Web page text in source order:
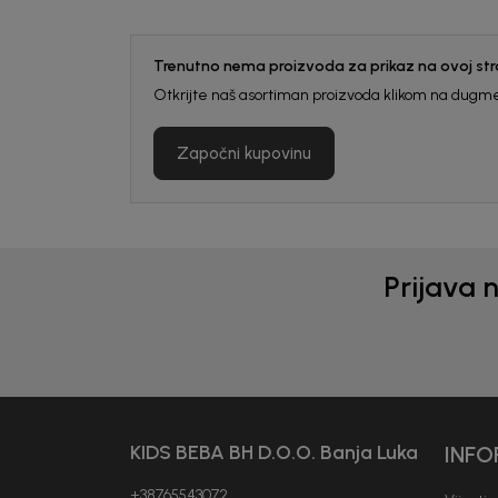
Trenutno nema proizvoda za prikaz na ovoj
Otkrijte naš asortiman proizvoda klikom na
Započni kupovinu
Prijava
KIDS BEBA BH D.O.O. Banja Luka
decenijama veruju.
Prijavi se, ostvari popuste i postani